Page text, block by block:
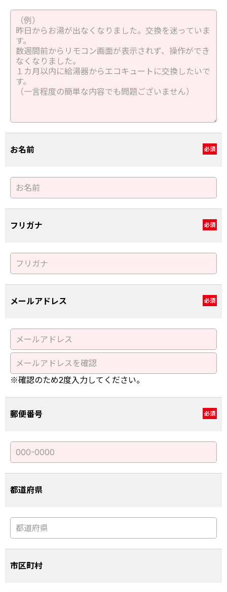
お名前 必須
フリガナ 必須
メールアドレス 必須
※確認のため2度入力してください。
郵便番号 必須
都道府県
市区町村